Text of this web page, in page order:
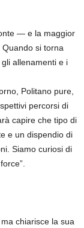
— e la maggior
si torna
allenamenti e i
Politano pure,
percorsi di
capire che tipo di
e un dispendio di
Siamo curiosi di
chiarisce la sua